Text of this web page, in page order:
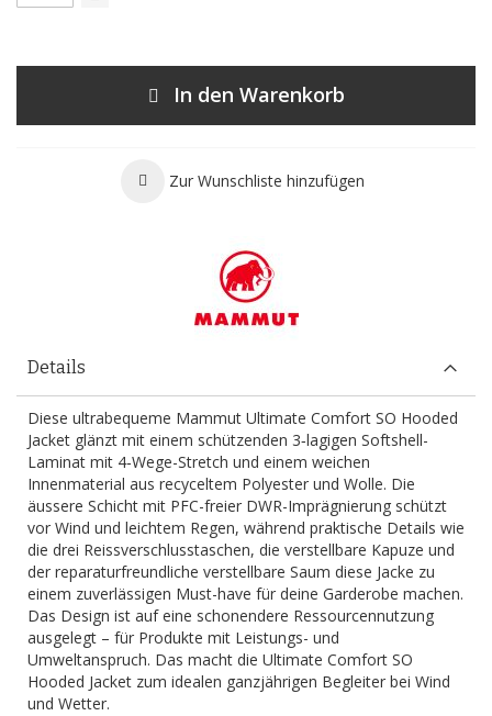
In den Warenkorb
Zur Wunschliste hinzufügen
Details
Diese ultrabequeme Mammut Ultimate Comfort SO Hooded
Jacket glänzt mit einem schützenden 3‑lagigen Softshell-
Laminat mit 4‑Wege-Stretch und einem weichen
Innenmaterial aus recyceltem Polyester und Wolle. Die
äussere Schicht mit PFC-freier DWR-Imprägnierung schützt
vor Wind und leichtem Regen, während praktische Details wie
die drei Reissverschlusstaschen, die verstellbare Kapuze und
der reparaturfreundliche verstellbare Saum diese Jacke zu
einem zuverlässigen Must-have für deine Garderobe machen.
Das Design ist auf eine schonendere Ressourcennutzung
ausgelegt – für Produkte mit Leistungs- und
Umweltanspruch. Das macht die Ultimate Comfort SO
Hooded Jacket zum idealen ganzjährigen Begleiter bei Wind
und Wetter.